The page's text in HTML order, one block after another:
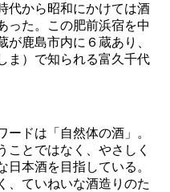
代から昭和にかけては酒
った。この肥前浜宿を中
鹿島市内に６蔵あり、
ま）で知られる富久千代
ドは「自然体の酒」。
ことではなく、やさしく
本酒を目指している。
、ていねいな酒造りのた